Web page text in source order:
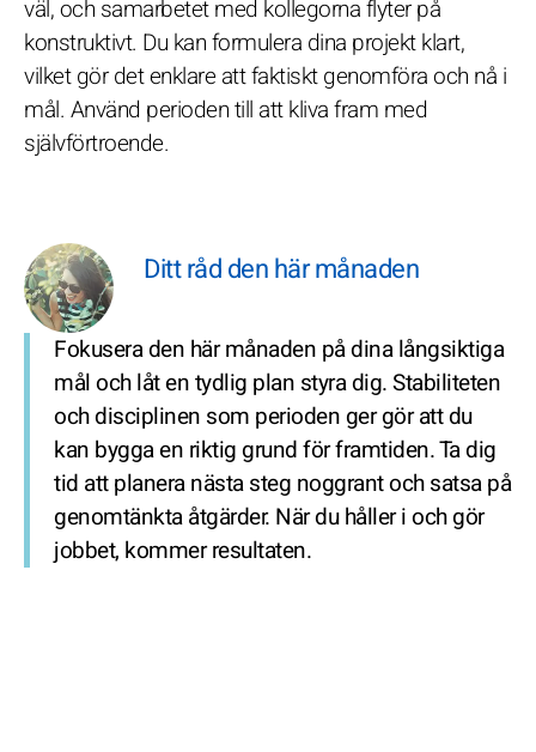
väl, och samarbetet med kollegorna flyter på
konstruktivt. Du kan formulera dina projekt klart,
vilket gör det enklare att faktiskt genomföra och nå i
mål. Använd perioden till att kliva fram med
självförtroende.
Ditt råd den här månaden
Fokusera den här månaden på dina långsiktiga
mål och låt en tydlig plan styra dig. Stabiliteten
och disciplinen som perioden ger gör att du
kan bygga en riktig grund för framtiden. Ta dig
tid att planera nästa steg noggrant och satsa på
genomtänkta åtgärder. När du håller i och gör
jobbet, kommer resultaten.